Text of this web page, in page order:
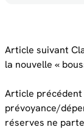
Article suivant
la nouvelle «
Article précédent
prévoyance/
réserves ne